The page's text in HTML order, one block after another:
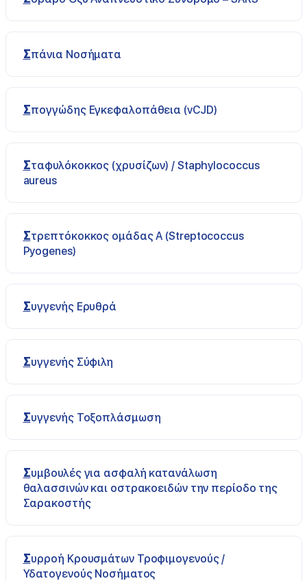
Σπάνια Νοσήματα
Σπογγώδης Εγκεφαλοπάθεια (vCJD)
Σταφυλόκοκκος (χρυσίζων) / Staphylococcus
aureus
Στρεπτόκοκκος ομάδας Α (Streptococcus
Pyogenes)
Συγγενής Ερυθρά
Συγγενής Σύφιλη
Συγγενής Τοξοπλάσμωση
Συμβουλές για ασφαλή κατανάλωση
θαλασσινών και οστρακοειδών την περίοδο της
Σαρακοστής
Συρροή Κρουσμάτων Τροφιμογενούς /
Υδατογενούς Νοσήματος